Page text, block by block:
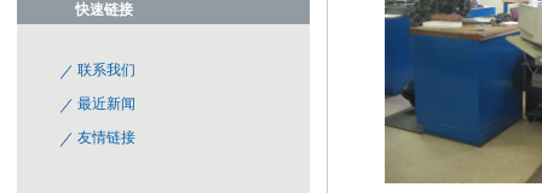
快速链接
联系我们
最近新闻
友情链接